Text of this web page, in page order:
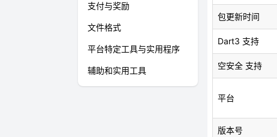
支付与奖励
文件格式
平台特定工具与实用程序
辅助和实用工具
包更新时间
Dart3 支持
空安全 支持
平台
版本号